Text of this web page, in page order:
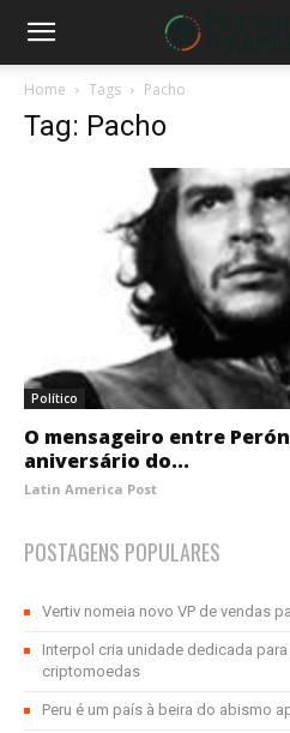
Home Tags Pacho
Tag: Pacho
Político
O mensageiro entre
aniversário do...
Latin America Post
POSTAGENS POPULARES
Vertiv nomeia novo VP de vendas
Interpol cria unidade dedicada
criptomoedas
Peru é um país à beira do abismo